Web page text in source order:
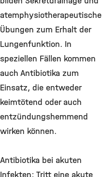
atemphysiotherapeutische
Übungen zum Erhalt der
Lungenfunktion. In
speziellen Fällen kommen
auch Antibiotika zum
Einsatz, die entweder
keimtötend oder auch
entzündungshemmend
wirken können.
Antibiotika bei akuten
Infekten: Tritt eine akute